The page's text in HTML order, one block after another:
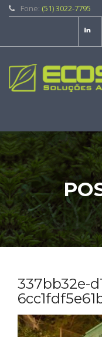
Fone: (51) 3022-7795
337bb32e-